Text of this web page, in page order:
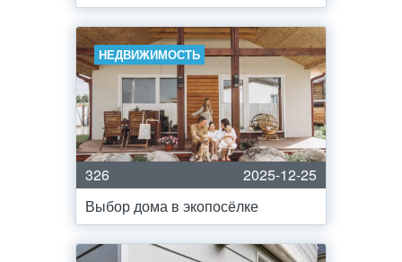
НЕДВИЖИМОСТЬ
326
2025-12-25
Выбор дома в экопосёлке